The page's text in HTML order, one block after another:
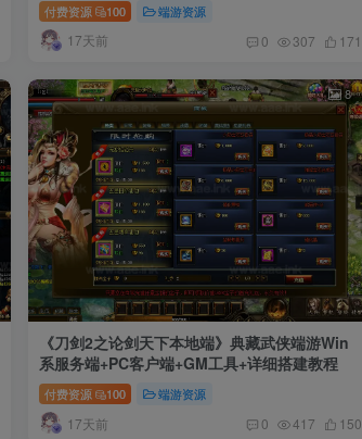
付费资源 100 端游资源
17天前 0 307 171
8
《刀剑2之论剑天下本地端》典藏武侠端游Win
系服务端+PC客户端+GM工具+详细搭建教程
付费资源 100 端游资源
17天前 0 417 150